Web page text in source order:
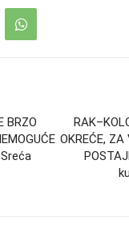
BRZO
OKREĆE, ZA